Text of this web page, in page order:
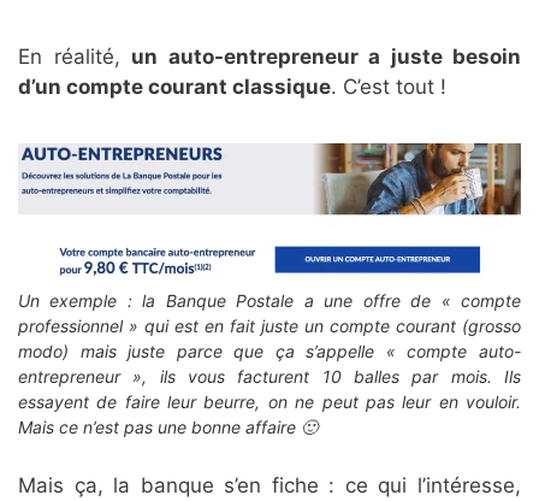
En réalité, un auto-entrepreneur a juste besoin
d’un compte courant classique. C’est tout !
Un exemple : la Banque Postale a une offre de « compte
professionnel » qui est en fait juste un compte courant (grosso
modo) mais juste parce que ça s’appelle « compte auto-
entrepreneur », ils vous facturent 10 balles par mois. Ils
essayent de faire leur beurre, on ne peut pas leur en vouloir.
Mais ce n’est pas une bonne affaire 🙂
Mais ça, la banque s’en fiche : ce qui l’intéresse,